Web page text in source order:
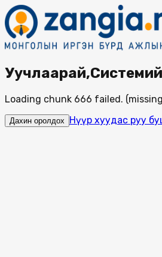
Loading chunk 666 failed.
Дахин оролдох Нүүр хуудас руу